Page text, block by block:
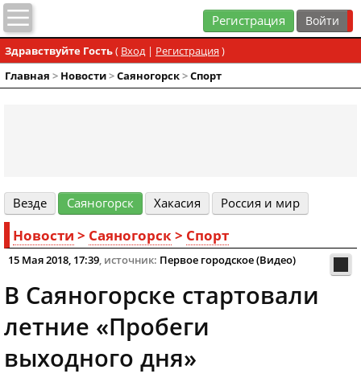
Регистрация
Здравствуйте Гость( Вход| Регистрация )
Главная > Новости>Cаяногорск>Спорт
Везде Cаяногорск Хакасия Россия и мир
Новости > Cаяногорск> Спорт
15 Мая 2018, 17:39, источник: Первое городское (Видео)
В Саяногорске стартовали
летние «Пробеги
выходного дня»